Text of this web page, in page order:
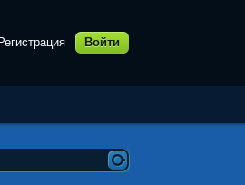
Войти